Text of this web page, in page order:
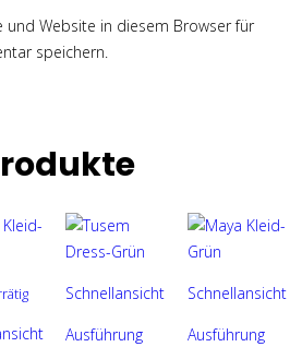
und Website in diesem Browser für
speichern.
Schnellansicht
Ausführung
Schnellansicht
Ausführung